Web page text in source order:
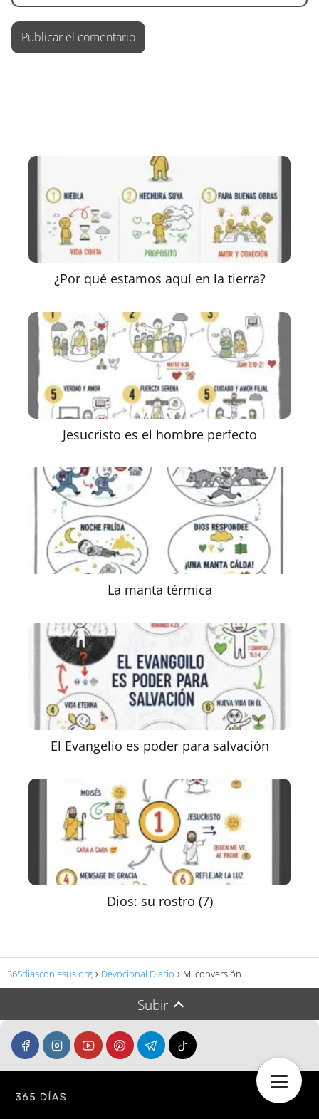
¿Por qué estamos aquí en la tierra?
Jesucristo es el hombre perfecto
La manta térmica
El Evangelio es poder para salvación
Dios: su rostro (7)
365diasconjesus.org Devocional Diario Mi conversión
Subir